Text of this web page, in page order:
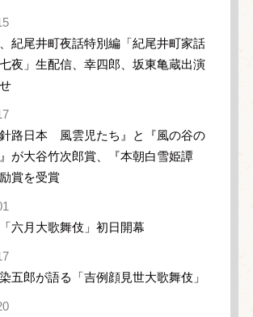
紀尾井町夜話特別編「紀尾井町家話
夜」生配信、幸四郎、坂東亀蔵出演
針路日本 風雲児たち』と『風の谷の
が大谷竹次郎賞、『本朝白雪姫譚
賞を受賞
六月大歌舞伎」初日開幕
五郎が語る「吉例顔見世大歌舞伎」